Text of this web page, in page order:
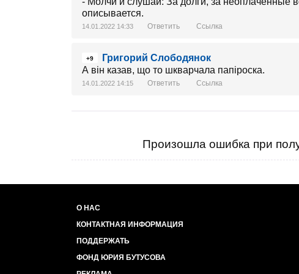
описывается.
14.01.2022 14:33 Ответить Ссылка
+9
Григорий Слободянок
А він казав, що то шкварчала папіроска.
14.01.2022 14:15 Ответить Ссылка
Произошла ошибка при
О НАС
КОНТАКТНАЯ ИНФОРМАЦИЯ
ПОДДЕРЖАТЬ
ФОНД ЮРИЯ БУТУСОВА